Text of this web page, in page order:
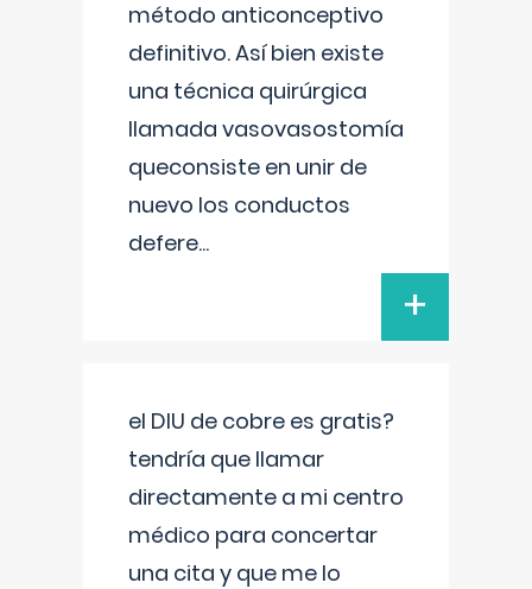
método anticonceptivo
definitivo. Así bien existe
una técnica quirúrgica
llamada vasovasostomía
queconsiste en unir de
nuevo los conductos
defere...
+
el DIU de cobre es gratis?
tendría que llamar
directamente a mi centro
médico para concertar
una cita y que me lo